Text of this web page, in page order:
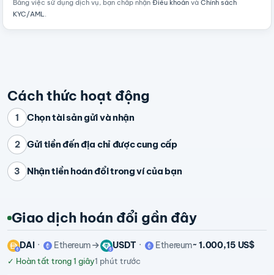
Bằng việc sử dụng dịch vụ, bạn chấp nhận Điều khoản và Chính sách
KYC/AML.
Cách thức hoạt động
1 Chọn tài sản gửi và nhận
2 Gửi tiền đến địa chỉ được cung cấp
3 Nhận tiền hoán đổi trong ví của bạn
Giao dịch hoán đổi gần đây
DAI Ethereum USDT Ethereum~ 1.000,15 US$
✓ Hoàn tất trong 1 giây1 phút trước